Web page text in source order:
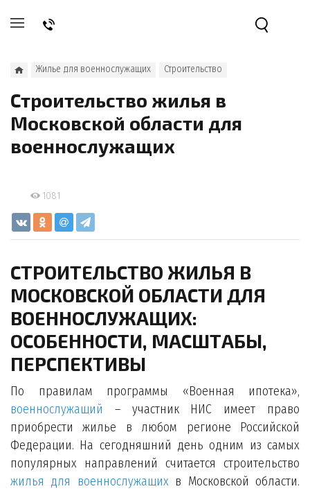
Жилье для военнослужащих Строительство
Строительство жилья в
Московской области для
военнослужащих
1081
СТРОИТЕЛЬСТВО ЖИЛЬЯ В
МОСКОВСКОЙ ОБЛАСТИ ДЛЯ
ВОЕННОСЛУЖАЩИХ:
ОСОБЕННОСТИ, МАСШТАБЫ,
ПЕРСПЕКТИВЫ
По правилам программы «Военная ипотека»,
военнослужащий – участник НИС имеет право
приобрести жилье в любом регионе Российской
Федерации. На сегодняшний день одним из самых
популярных направлений считается строительство
жилья для военнослужащихв Московской области.